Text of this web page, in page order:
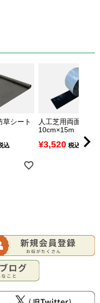
草シート
込
人工芝用両面テー
10cm×15m
¥3,520 税込